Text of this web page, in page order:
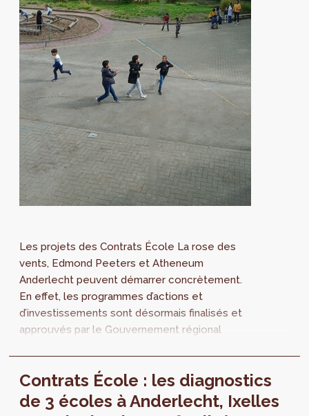
Les projets des Contrats École La rose des
vents, Edmond Peeters et Atheneum
Anderlecht peuvent démarrer concrètement.
En effet, les programmes d’actions et
d’investissements sont désormais finalisés et
approuvés par le Gouvernement régional
Contrats École : les diagnostics
de 3 écoles à Anderlecht, Ixelles